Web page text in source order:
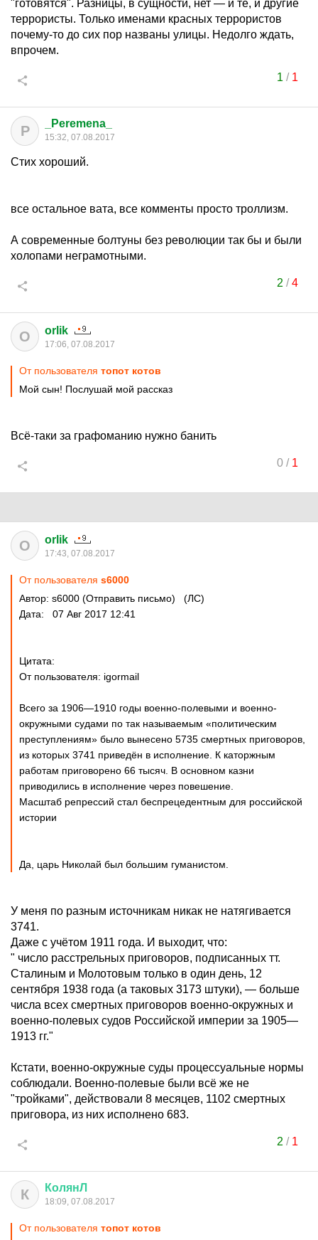
"готовятся". Разницы, в сущности, нет — и те, и другие
террористы. Только именами красных террористов
почему-то до сих пор названы улицы. Недолго ждать,
впрочем.
1 / 1
P _Peremena_
15:32, 07.08.2017
Стих хороший.
все остальное вата, все комменты просто троллизм.
А современные болтуны без революции так бы и были
холопами неграмотными.
2 /4
O orlik
17:06, 07.08.2017
От пользователя топот котов
Мой сын! Послушай мой рассказ
Всё-таки за графоманию нужно банить
0/ 1
O orlik
17:43, 07.08.2017
От пользователя s6000
Автор: s6000 (Отправить письмо) (ЛС)
Дата: 07 Авг 2017 12:41
Цитата:
От пользователя: igormail
Всего за 1906—1910 годы военно-полевыми и военно-
окружными судами по так называемым «политическим
преступлениям» было вынесено 5735 смертных приговоров,
из которых 3741 приведён в исполнение. К каторжным
работам приговорено 66 тысяч. В основном казни
приводились в исполнение через повешение.
Масштаб репрессий стал беспрецедентным для российской
истории
Да, царь Николай был большим гуманистом.
У меня по разным источникам никак не натягивается
3741.
Даже с учётом 1911 года. И выходит, что:
" число расстрельных приговоров, подписанных тт.
Сталиным и Молотовым только в один день, 12
сентября 1938 года (а таковых 3173 штуки), — больше
числа всех смертных приговоров военно-окружных и
военно-полевых судов Российской империи за 1905—
1913 гг."
Кстати, военно-окружные суды процессуальные нормы
соблюдали. Военно-полевые были всё же не
"тройками", действовали 8 месяцев, 1102 смертных
приговора, из них исполнено 683.
2 / 1
К КолянЛ
18:09, 07.08.2017
От пользователя топот котов